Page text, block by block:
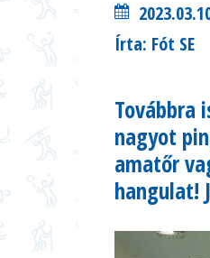
Írta: Fót SE
Továbbra
nagyot
amatőr
hangulat!